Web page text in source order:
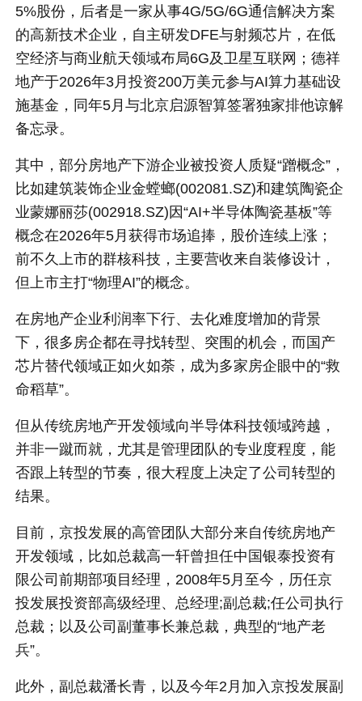
5%股份，后者是一家从事4G/5G/6G通信解决方案
的高新技术企业，自主研发DFE与射频芯片，在低
空经济与商业航天领域布局6G及卫星互联网；德祥
地产于2026年3月投资200万美元参与AI算力基础设
施基金，同年5月与北京启源智算签署独家排他谅解
备忘录。
其中，部分房地产下游企业被投资人质疑“蹭概念”，
比如建筑装饰企业金螳螂(002081.SZ)和建筑陶瓷企
业蒙娜丽莎(002918.SZ)因“AI+半导体陶瓷基板”等
概念在2026年5月获得市场追捧，股价连续上涨；
前不久上市的群核科技，主要营收来自装修设计，
但上市主打“物理AI”的概念。
在房地产企业利润率下行、去化难度增加的背景
下，很多房企都在寻找转型、突围的机会，而国产
芯片替代领域正如火如荼，成为多家房企眼中的“救
命稻草”。
但从传统房地产开发领域向半导体科技领域跨越，
并非一蹴而就，尤其是管理团队的专业度程度，能
否跟上转型的节奏，很大程度上决定了公司转型的
结果。
目前，京投发展的高管团队大部分来自传统房地产
开发领域，比如总裁高一轩曾担任中国银泰投资有
限公司前期部项目经理，2008年5月至今，历任京
投发展投资部高级经理、总经理;副总裁;任公司执行
总裁；以及公司副董事长兼总裁，典型的“地产老
兵”。
此外，副总裁潘长青，以及今年2月加入京投发展副